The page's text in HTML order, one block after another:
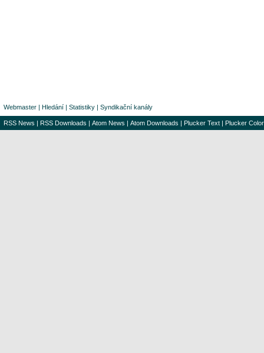
Webmaster | Hledání | Statistiky | Syndikační kanály
RSS News | RSS Downloads | Atom News | Atom Downloads | Plucker Text | Plucker Color